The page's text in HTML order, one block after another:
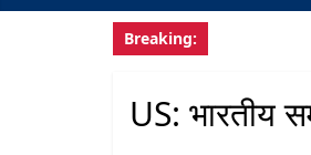
Breaking:
US: भारतीय